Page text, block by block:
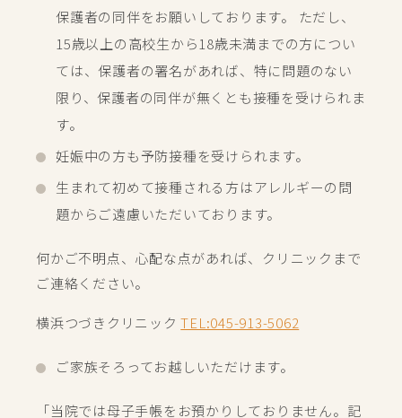
保護者の同伴をお願いしております。 ただし、
15歳以上の高校生から18歳未満までの方につい
ては、保護者の署名があれば、特に問題のない
限り、保護者の同伴が無くとも接種を受けられま
す。
妊娠中の方も予防接種を受けられます。
生まれて初めて接種される方はアレルギーの問
題からご遠慮いただいております。
何かご不明点、心配な点があれば、クリニックまで
ご連絡ください。
横浜つづきクリニックTEL:045-913-5062
ご家族そろってお越しいただけます。
「当院では母子手帳をお預かりしておりません。記